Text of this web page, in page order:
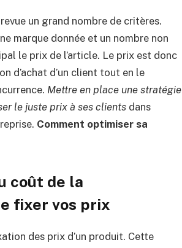
un grand nombre de critères.
marque donnée et un nombre non
le prix de l’article. Le prix est donc
d’achat d’un client tout en le
Mettre en place une stratégie
le juste prix à ses clientsdans
Comment optimiser sa
coût de la
fixer vos prix
des prix d’un produit. Cette